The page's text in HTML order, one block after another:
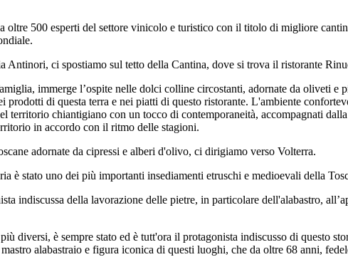
500 esperti del settore vinicolo e turistico con il titolo di migliore
Antinori, ci spostiamo sul tetto della Cantina, dove si trova il ristorante
immerge l’ospite nelle dolci colline circostanti, adornate da oliveti
prodotti di questa terra e nei piatti di questo ristorante. L'ambiente
territorio chiantigiano con un tocco di contemporaneità, accompagnati
in accordo con il ritmo delle stagioni.
adornate da cipressi e alberi d'olivo, ci dirigiamo verso Volterra.
è stato uno dei più importanti insediamenti etruschi e medioevali della
indiscussa della lavorazione delle pietre, in particolare dell'alabastro,
diversi, è sempre stato ed è tutt'ora il protagonista indiscusso di questo
alabastraio e figura iconica di questi luoghi, che da oltre 68 anni,